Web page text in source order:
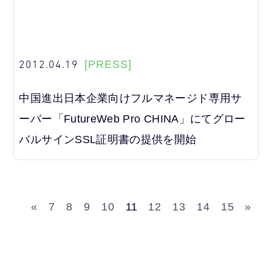
2012.04.19 [PRESS]
中国進出日本企業向けフルマネージド専用サ
ーバー「FutureWeb Pro CHINA」にてグロー
バルサインSSL証明書の提供を開始
« 7 8 9 10 11 12 13 14 15 »